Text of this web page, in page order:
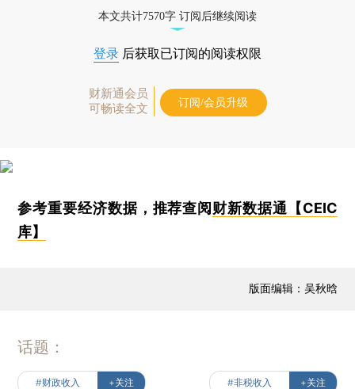
本文共计7570字 订阅后继续阅读
登录 后获取已订阅的阅读权限
财新通会员
可畅读全文
订阅/会员升级
参考重要经济数据，推荐查阅财新数据通【CEIC
库】
版面编辑：吴秋晗
话题：
#财政收入 +关注 #非税收入 +关注